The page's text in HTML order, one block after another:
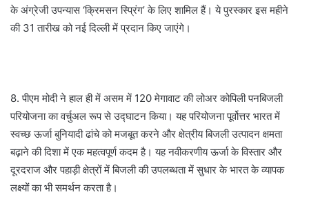
के अंग्रेजी उपन्यास ‘क्रिमसन स्प्रिंग’ के लिए शामिल हैं। ये पुरस्कार इस महीने
की 31 तारीख को नई दिल्ली में प्रदान किए जाएंगे।
8. पीएम मोदी ने हाल ही में असम में 120 मेगावाट की लोअर कोपिली पनबिजली
परियोजना का वर्चुअल रूप से उद्घाटन किया। यह परियोजना पूर्वोत्तर भारत में
स्वच्छ ऊर्जा बुनियादी ढांचे को मजबूत करने और क्षेत्रीय बिजली उत्पादन क्षमता
बढ़ाने की दिशा में एक महत्वपूर्ण कदम है। यह नवीकरणीय ऊर्जा के विस्तार और
दूरदराज और पहाड़ी क्षेत्रों में बिजली की उपलब्धता में सुधार के भारत के व्यापक
लक्ष्यों का भी समर्थन करता है।